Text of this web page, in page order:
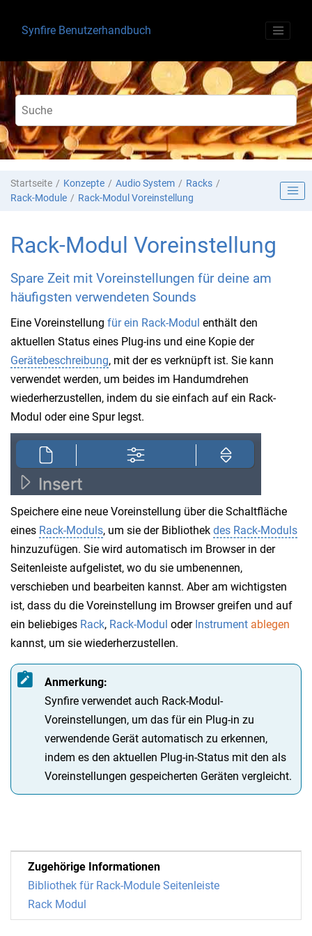
Synfire Benutzerhandbuch
Startseite Konzepte Audio System
Racks
Rack-Module
Rack-Modul Voreinstellung
Rack-Modul Voreinstellung
Spare Zeit mit Voreinstellungen für deine am
häufigsten verwendeten Sounds
Eine Voreinstellung für ein Rack-Modul enthält den
aktuellen Status eines Plug-ins und eine Kopie der
Gerätebeschreibung, mit der es verknüpft ist. Sie kann
verwendet werden, um beides im Handumdrehen
wiederherzustellen, indem du sie einfach auf ein Rack-
Modul oder eine Spur legst.
Speichere eine neue Voreinstellung über die Schaltfläche
eines Rack-Moduls, um sie der Bibliothek des Rack-Moduls
hinzuzufügen. Sie wird automatisch im Browser in der
Seitenleiste aufgelistet, wo du sie umbenennen,
verschieben und bearbeiten kannst. Aber am wichtigsten
ist, dass du die Voreinstellung im Browser greifen und auf
ein beliebiges Rack, Rack-Modul oder Instrument ablegen
kannst, um sie wiederherzustellen.
Anmerkung:
Synfire verwendet auch Rack-Modul-
Voreinstellungen, um das für ein Plug-in zu
verwendende Gerät automatisch zu erkennen,
indem es den aktuellen Plug-in-Status mit den als
Voreinstellungen gespeicherten Geräten vergleicht.
Zugehörige Informationen
Bibliothek für Rack-Module Seitenleiste
Rack Modul